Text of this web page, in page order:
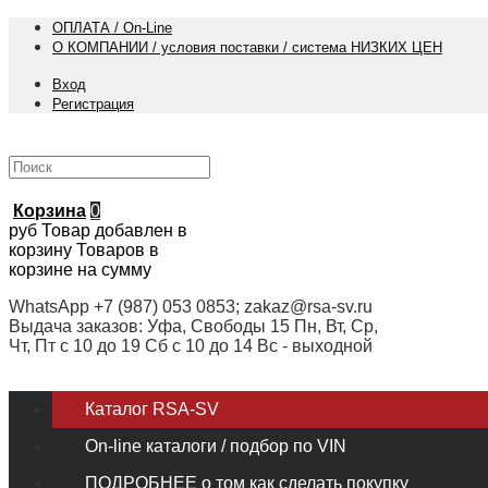
ОПЛАТА / On-Line
О КОМПАНИИ / условия поставки / система НИЗКИХ ЦЕН
Вход
Регистрация
Корзина 0
руб Товар добавлен в
корзину Товаров в
корзине на сумму
WhatsApp +7 (987) 053 0853; zakaz@rsa-sv.ru
Выдача заказов: Уфа, Свободы 15 Пн, Вт, Ср,
Чт, Пт с 10 до 19 Сб с 10 до 14 Вс - выходной
Каталог RSA-SV
On-line каталоги / подбор по VIN
ПОДРОБНЕЕ о том как сделать покупку